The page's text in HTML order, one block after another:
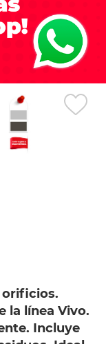
orificios.
la línea Vivo.
Incluye